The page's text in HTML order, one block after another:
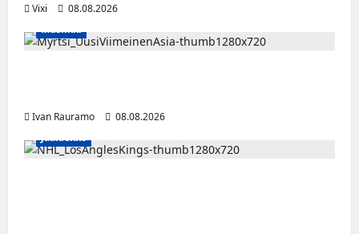
Vixi
08.08.2026
Musiikki
Ivan Rauramo
08.08.2026
Jääkiekko